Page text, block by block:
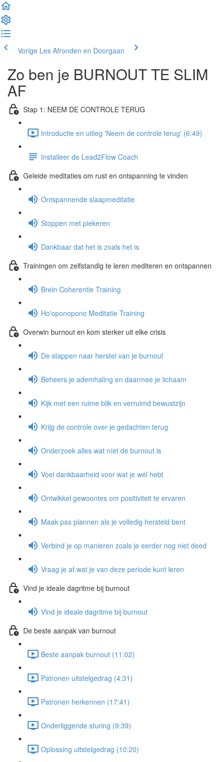
Vorige Les Afronden en Doorgaan
Zo ben je BURNOUT TE SLIM
AF
Stap 1: NEEM DE CONTROLE TERUG
Introductie en uitleg 'Neem de controle terug' (6:49)
Installeer de Lead2Flow Coach
Geleide meditaties om rust en ontspanning te vinden
Ontspannende slaapmeditatie
Stoppen met piekeren
Dankbaar dat het is zoals het is
Trainingen om zelfstandig te leren mediteren en ontspannen
Brein Coherentie Training
Ho'oponopono Meditatie Training
Overwin burnout en kom sterker uit elke crisis
De stappen naar herstel van je burnout
Beheers je ademhaling en daarmee je lichaam
Kijk met een ruime blik en verruimd bewustzijn
Krijg de controle over je gedachten terug
Onderzoek alles wat níet de burnout is
Voel dankbaarheid voor wat je wél hebt
Ontwikkel gewoontes om positiviteit te ervaren
Maak pas plannen als je volledig hersteld bent
Verbind je op manieren zoals je eerder nog niet deed
Vraag je af wat je van deze periode kunt leren
Vind je ideale dagritme bij burnout
Vind je ideale dagritme bij burnout
De beste aanpak van burnout
Beste aanpak burnout (11:02)
Patronen uitstelgedrag (4:31)
Patronen herkennen (17:41)
Onderliggende sturing (9:39)
Oplossing uitstelgedrag (10:20)